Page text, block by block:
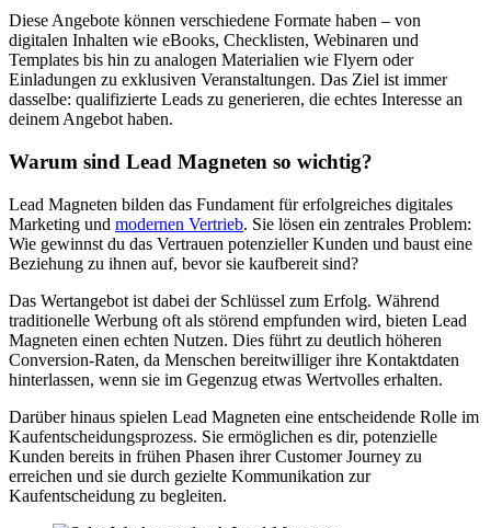
Diese Angebote können verschiedene Formate haben – von
digitalen Inhalten wie eBooks, Checklisten, Webinaren und
Templates bis hin zu analogen Materialien wie Flyern oder
Einladungen zu exklusiven Veranstaltungen. Das Ziel ist immer
dasselbe: qualifizierte Leads zu generieren, die echtes Interesse an
deinem Angebot haben.
Warum sind Lead Magneten so wichtig?
Lead Magneten bilden das Fundament für erfolgreiches digitales
Marketing und modernen Vertrieb. Sie lösen ein zentrales Problem:
Wie gewinnst du das Vertrauen potenzieller Kunden und baust eine
Beziehung zu ihnen auf, bevor sie kaufbereit sind?
Das Wertangebot ist dabei der Schlüssel zum Erfolg. Während
traditionelle Werbung oft als störend empfunden wird, bieten Lead
Magneten einen echten Nutzen. Dies führt zu deutlich höheren
Conversion-Raten, da Menschen bereitwilliger ihre Kontaktdaten
hinterlassen, wenn sie im Gegenzug etwas Wertvolles erhalten.
Darüber hinaus spielen Lead Magneten eine entscheidende Rolle im
Kaufentscheidungsprozess. Sie ermöglichen es dir, potenzielle
Kunden bereits in frühen Phasen ihrer Customer Journey zu
erreichen und sie durch gezielte Kommunikation zur
Kaufentscheidung zu begleiten.